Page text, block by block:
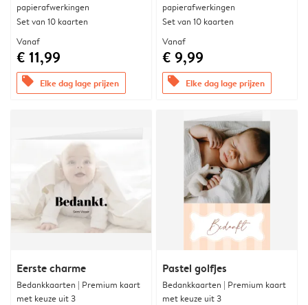
papierafwerkingen
Set van 10 kaarten
Vanaf
€ 11,99
offers Elke dag lage prijzen
papierafwerkingen
Set van 10 kaarten
Vanaf
€ 9,99
offers Elke dag lage prijzen
Eerste charme
Bedankkaarten | Premium kaart
met keuze uit 3
Pastel golfjes
Bedankkaarten | Premium kaart
met keuze uit 3